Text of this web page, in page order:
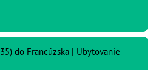
do Francúzska | Ubytovanie